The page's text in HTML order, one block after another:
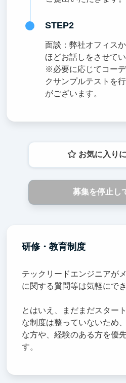
STEP2
面談：弊社オフィス
ほどお話しをさせてい
※必要に応じてコー
クサンプルテストを
がございます。
お気に入り
募集を停止し
研修・教育制度
テックリードエンジニアが
に関する質問等は気軽にで
とはいえ、まだまだスター
な制度は整っていないため
な方や、経験のある方を優
す。